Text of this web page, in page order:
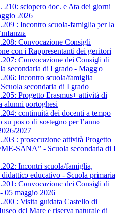
210: sciopero doc. e Ata dei giorni
2026
: Incontro scuola-famiglia per la
Convocazione Consigli
con i Rappresentanti dei genitori
Convocazione dei Consigli di
secondaria di I grado - Maggio
Incontro scuola/famiglia
secondaria di I grado
Progetto Erasmus+ attività di
alunni portoghesi
continuità dei docenti a tempo
su posto di sostegno per l’anno
2027
: prosecuzione attività Progetto
ME-SANA” - Scuola secondaria di I
Incontri scuola/famiglia,
didattico educativo - Scuola primaria
Convocazione dei Consigli di
05 maggio 2026
: Visita guidata Castello di
del Mare e riserva naturale di